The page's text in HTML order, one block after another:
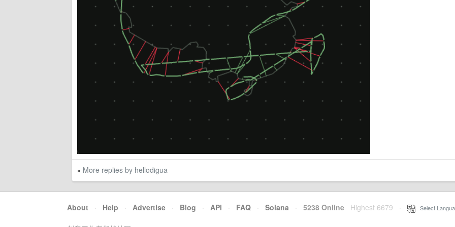
» More replies by hellodigua
About · Help · Advertise · Blog · API · FAQ · Solana · 5238 Online Highest 6679 Select